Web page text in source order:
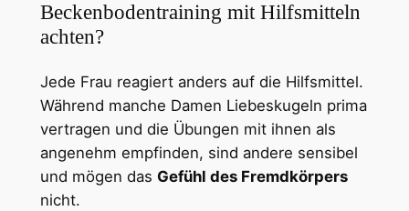
Beckenbodentraining mit Hilfsmitteln
achten?
Jede Frau reagiert anders auf die Hilfsmittel.
Während manche Damen Liebeskugeln prima
vertragen und die Übungen mit ihnen als
angenehm empfinden, sind andere sensibel
und mögen das Gefühl des Fremdkörpers
nicht.